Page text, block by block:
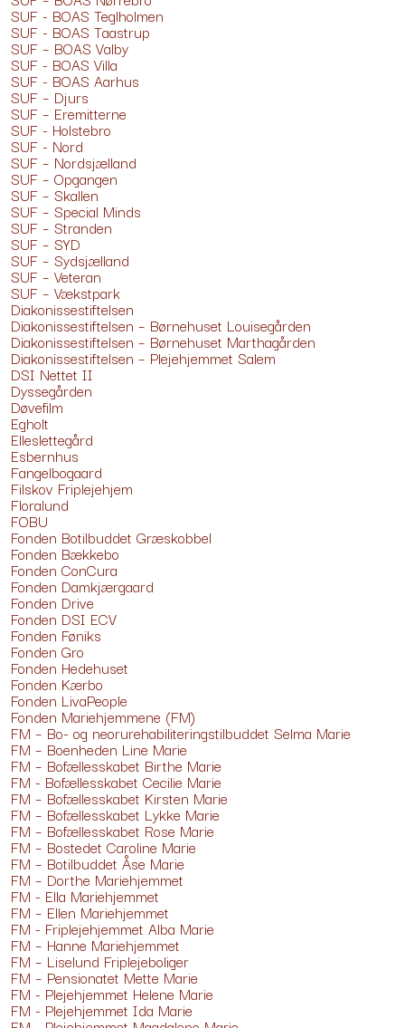
SUF - BOAS Teglholmen
SUF - BOAS Taastrup
SUF – BOAS Valby
SUF - BOAS Villa
SUF - BOAS Aarhus
SUF – Djurs
SUF – Eremitterne
SUF - Holstebro
SUF - Nord
SUF – Nordsjælland
SUF – Opgangen
SUF – Skallen
SUF – Special Minds
SUF – Stranden
SUF – SYD
SUF – Sydsjælland
SUF – Veteran
SUF – Vækstpark
Diakonissestiftelsen
Diakonissestiftelsen – Børnehuset Louisegården
Diakonissestiftelsen – Børnehuset Marthagården
Diakonissestiftelsen – Plejehjemmet Salem
DSI Nettet II
Dyssegården
Døvefilm
Egholt
Elleslettegård
Esbernhus
Fangelbogaard
Filskov Friplejehjem
Floralund
FOBU
Fonden Botilbuddet Græskobbel
Fonden Bækkebo
Fonden ConCura
Fonden Damkjærgaard
Fonden Drive
Fonden DSI ECV
Fonden Føniks
Fonden Gro
Fonden Hedehuset
Fonden Kærbo
Fonden LivaPeople
Fonden Mariehjemmene (FM)
FM – Bo- og neorurehabiliteringstilbuddet Selma Marie
FM – Boenheden Line Marie
FM – Bofællesskabet Birthe Marie
FM - Bofællesskabet Cecilie Marie
FM – Bofællesskabet Kirsten Marie
FM – Bofællesskabet Lykke Marie
FM – Bofællesskabet Rose Marie
FM – Bostedet Caroline Marie
FM – Botilbuddet Åse Marie
FM – Dorthe Mariehjemmet
FM - Ella Mariehjemmet
FM – Ellen Mariehjemmet
FM - Friplejehjemmet Alba Marie
FM – Hanne Mariehjemmet
FM – Liselund Friplejeboliger
FM – Pensionatet Mette Marie
FM - Plejehjemmet Helene Marie
FM - Plejehjemmet Ida Marie